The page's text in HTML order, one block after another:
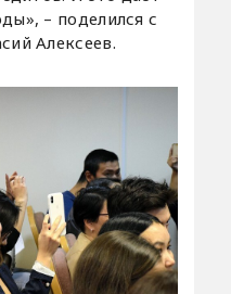
– поделился с
Алексеев.